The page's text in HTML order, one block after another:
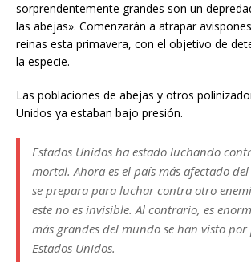
sorprendentemente grandes son un
las abejas». Comenzarán a atrapar
reinas esta primavera, con el objetivo de
la especie.
Las poblaciones de abejas y otros
Unidos ya estaban bajo presión.
Estados Unidos ha estado luchando
mortal. Ahora es el país más afectado
se prepara para luchar contra otro
este no es invisible. Al contrario, es
más grandes del mundo se han visto por
Estados Unidos.